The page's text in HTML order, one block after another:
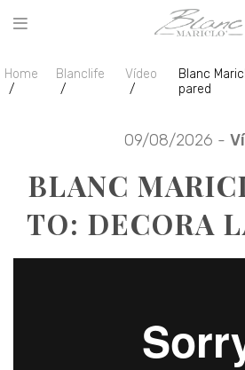
Home Blanclife Vídeo
Blanc
pared
09/08/2026 -
BLANC
TO: DECORA